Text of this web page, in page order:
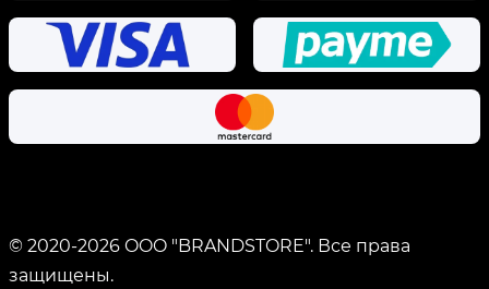
© 2020-2026 OOO "BRANDSTORE". Все права
защищены.